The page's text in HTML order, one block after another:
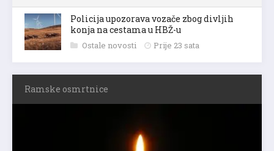
Policija upozorava vozače zbog divljih
konja na cestama u HBŽ-u
Ostale novosti Prije 23 sata
Ramske osmrtnice